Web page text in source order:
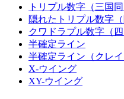
トリプル数字（三国同
隠れたトリプル数字
クワドラプル数字（四
半確定ライン
半確定ライン（クレイ
X-ウイング
XY-ウイング